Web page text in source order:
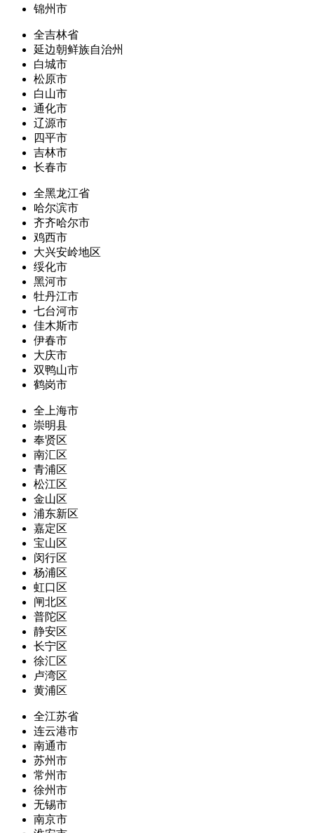
锦州市
全吉林省
延边朝鲜族自治州
白城市
松原市
白山市
通化市
辽源市
四平市
吉林市
长春市
全黑龙江省
哈尔滨市
齐齐哈尔市
鸡西市
大兴安岭地区
绥化市
黑河市
牡丹江市
七台河市
佳木斯市
伊春市
大庆市
双鸭山市
鹤岗市
全上海市
崇明县
奉贤区
南汇区
青浦区
松江区
金山区
浦东新区
嘉定区
宝山区
闵行区
杨浦区
虹口区
闸北区
普陀区
静安区
长宁区
徐汇区
卢湾区
黄浦区
全江苏省
连云港市
南通市
苏州市
常州市
徐州市
无锡市
南京市